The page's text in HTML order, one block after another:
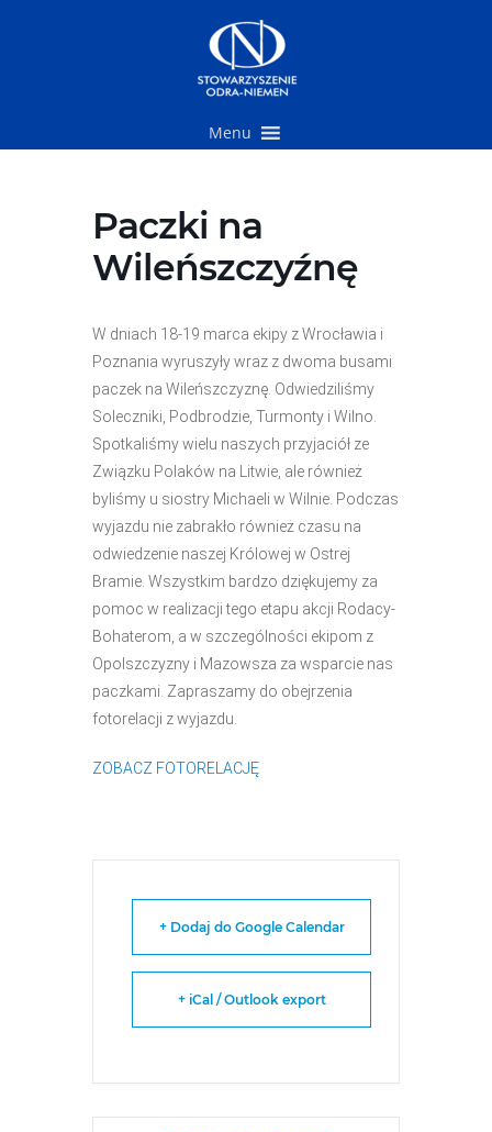
Menu
Paczki na
Wileńszczyźnę
W dniach 18-19 marca ekipy z Wrocławia i
Poznania wyruszyły wraz z dwoma busami
paczek na Wileńszczyznę. Odwiedziliśmy
Soleczniki, Podbrodzie, Turmonty i Wilno.
Spotkaliśmy wielu naszych przyjaciół ze
Związku Polaków na Litwie, ale również
byliśmy u siostry Michaeli w Wilnie. Podczas
wyjazdu nie zabrakło również czasu na
odwiedzenie naszej Królowej w Ostrej
Bramie. Wszystkim bardzo dziękujemy za
pomoc w realizacji tego etapu akcji Rodacy-
Bohaterom, a w szczególności ekipom z
Opolszczyzny i Mazowsza za wsparcie nas
paczkami. Zapraszamy do obejrzenia
fotorelacji z wyjazdu.
ZOBACZ FOTORELACJĘ
+ Dodaj do Google Calendar
+ iCal / Outlook export